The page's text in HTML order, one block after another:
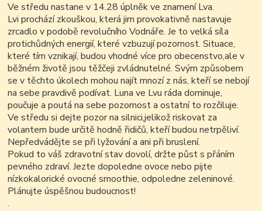
Ve středu nastane v 14.28 úplněk ve znamení Lva.
Lvi prochází zkouškou, která jim provokativně nastavuje
zrcadlo v podobě revolučního Vodnáře. Je to velká síla
protichůdných energií, které vzbuzují pozornost. Situace,
které tím vznikají, budou vhodné více pro obecenstvo,ale v
běžném životě jsou těžčeji zvládnutelné. Svým způsobem
se v těchto úkolech mohou najít mnozí z nás, kteří se nebojí
na sebe pravdivě podívat. Luna ve Lvu ráda dominuje,
poučuje a poutá na sebe pozornost a ostatní to rozčiluje.
Ve středu si dejte pozor na silnici,jelikož riskovat za
volantem bude určitě hodně řidičů, kteří budou netrpěliví.
Nepředvádějte se při lyžování a ani při bruslení.
Pokud to váš zdravotní stav dovolí, držte půst s přáním
pevného zdraví. Jezte dopoledne ovoce nebo pijte
nízkokalorické ovocné smoothie, odpoledne zeleninové.
Plánujte úspěšnou budoucnost!
.